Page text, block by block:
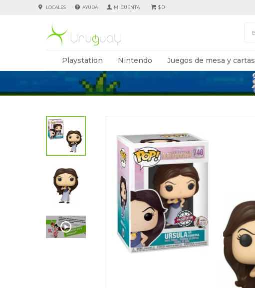
Playstation Nintendo Juegos de mesa y cartas
$0
LOCALES AYUDA